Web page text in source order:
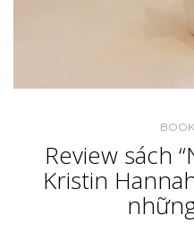
Review sách
Kristin